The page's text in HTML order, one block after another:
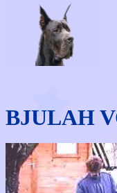
BJULAH